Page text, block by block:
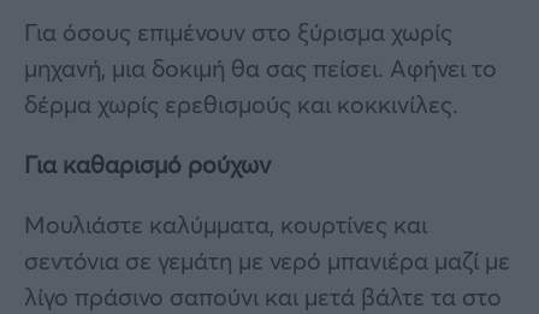
Για όσους επιμένουν στο ξύρισμα χωρίς
μηχανή, μια δοκιμή θα σας πείσει. Αφήνει το
δέρμα χωρίς ερεθισμούς και κοκκινίλες.
Για καθαρισμό ρούχων
Μουλιάστε καλύμματα, κουρτίνες και
σεντόνια σε γεμάτη με νερό μπανιέρα μαζί με
λίγο πράσινο σαπούνι και μετά βάλτε τα στο